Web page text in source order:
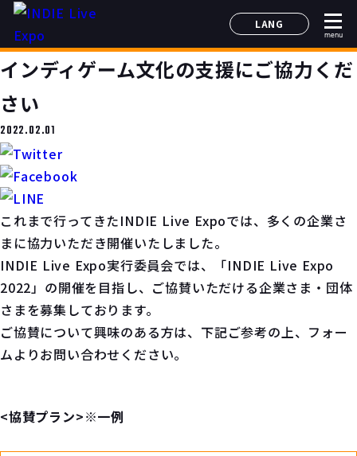
LANG
English
日本語
menu
インディゲーム文化の支援にご協力くだ
さい
2022.02.01
これまで行ってきたINDIE Live Expoでは、多くの企業さ
まに協力いただき開催いたしました。
INDIE Live Expo実行委員会では、「INDIE Live Expo
2022」の開催を目指し、ご協賛いただける企業さま・団体
さまを募集しております。
ご協賛について興味のある方は、下記ご参考の上、フォー
ムよりお問い合わせください。
<協賛プラン>※一例